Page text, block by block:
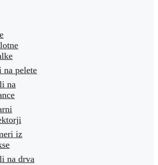
na pelete
na
iz
na drva